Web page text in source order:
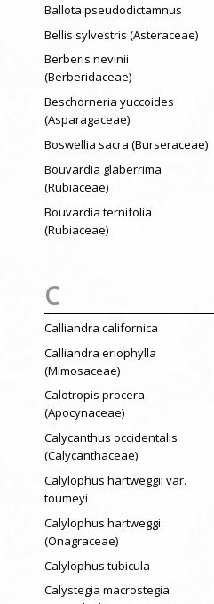
Ballota pseudodictamnus
Bellis sylvestris (Asteraceae)
Berberis nevinii
(Berberidaceae)
Beschorneria yuccoides
(Asparagaceae)
Boswellia sacra (Burseraceae)
Bouvardia glaberrima
(Rubiaceae)
Bouvardia ternifolia
(Rubiaceae)
C
Calliandra californica
Calliandra eriophylla
(Mimosaceae)
Calotropis procera
(Apocynaceae)
Calycanthus occidentalis
(Calycanthaceae)
Calylophus hartweggii var.
toumeyi
Calylophus hartweggi
(Onagraceae)
Calylophus tubicula
Calystegia macrostegia